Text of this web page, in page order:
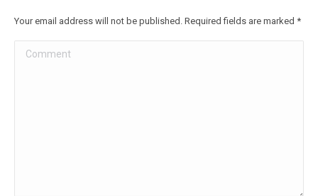
Your email address will not be published. Required fields are marked *
Comment